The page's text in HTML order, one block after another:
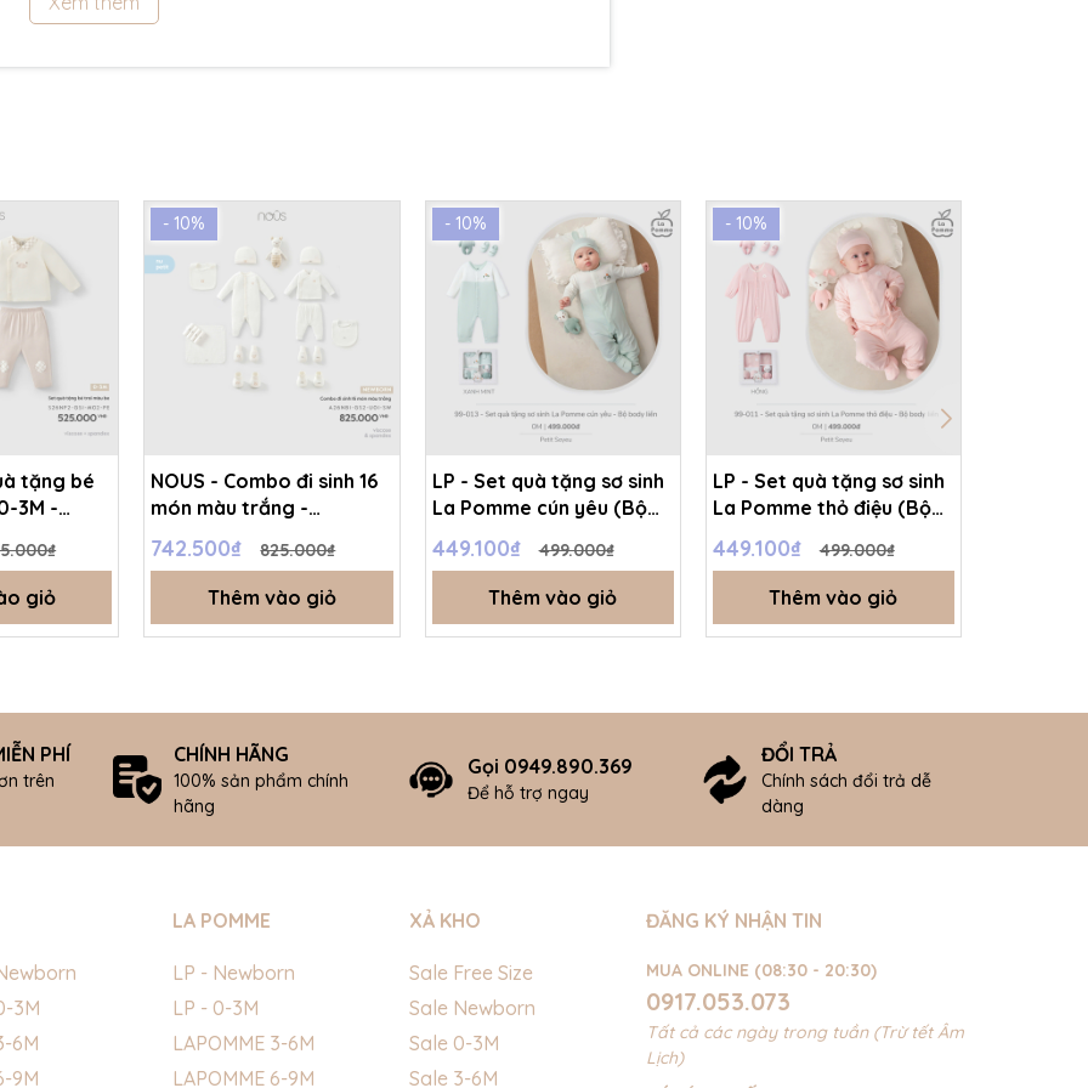
tặng bé
3M -
giỏ
- 10%
NOUS - Combo đi sinh 16
món màu trắng -
742.500₫ 825.000₫
Thêm vào giỏ
- 10%
LP - Set quà tặng sơ sinh
La Pomme cún yêu (Bộ
0-3M - SS26.T6A
449.100₫ 499.000₫
Thêm vào giỏ
- 10%
LP - Set quà tặng sơ sinh
La Pomme thỏ điệu (Bộ
SS26.T6A
449.100₫ 499.000₫
Thêm vào giỏ
PHÍ
trên
CHÍNH HÃNG
100% sản phẩm chính
hãng
Gọi 0949.890.369
Để hỗ trợ ngay
ĐỔI TRẢ
Chính sách đổi trả dễ
dàng
3M
6M
9M
LA POMME
LP - Newborn
LP - 0-3M
LAPOMME 3-6M
LAPOMME 6-9M
XẢ KHO
Sale Free Size
Sale Newborn
Sale 0-3M
Sale 3-6M
ĐĂNG KÝ NHẬN TIN
MUA ONLINE (08:30 - 20:30)
0917.053.073
Tất cả các ngày trong tuần (Trừ tết Âm
Lịch)